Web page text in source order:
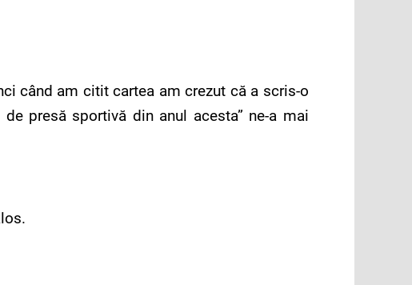
când am citit cartea am crezut că a scris-o
presă sportivă din anul acesta” ne-a mai